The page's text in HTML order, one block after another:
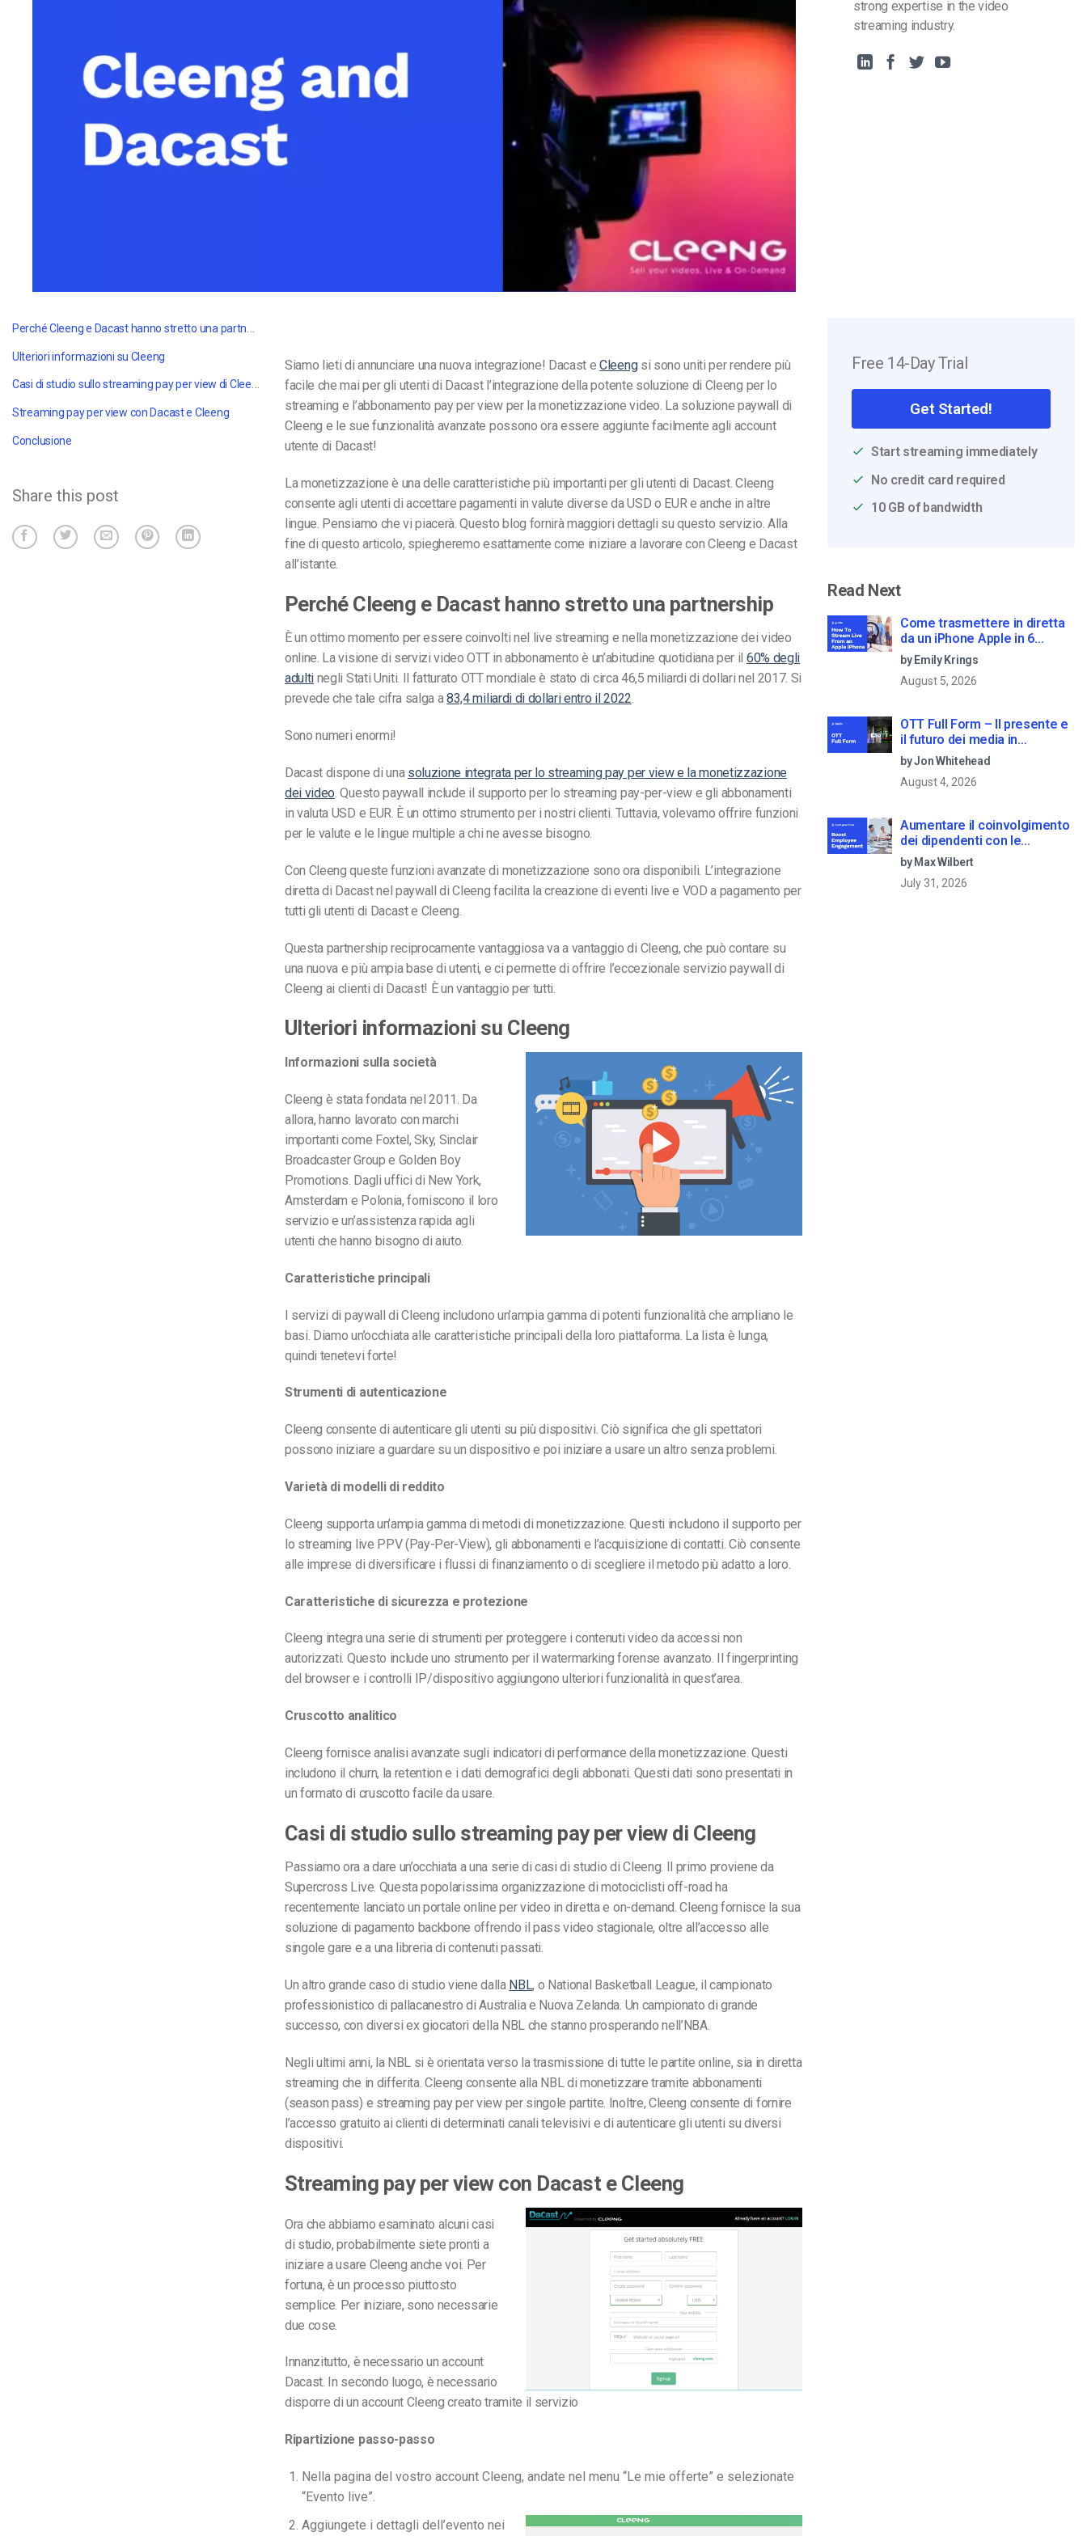
Monetizzazione Video
strong expertise in the video
streaming industry.
Perché Cleeng e Dacast hanno stretto una partnership
Ulteriori informazioni su Cleeng
Casi di studio sullo streaming pay per view di Cleeng
Streaming pay per view con Dacast e Cleeng
Conclusione
Share this post
Siamo lieti di annunciare una nuova integrazione! Dacast eCleengsi sono uniti per rendere più
facile che mai per gli utenti di Dacast l’integrazione della potente soluzione di Cleeng per lo
streaming e l’abbonamento pay per view per la monetizzazione video. La soluzione paywall di
Cleeng e le sue funzionalità avanzate possono ora essere aggiunte facilmente agli account
utente di Dacast!
La monetizzazione è una delle caratteristiche più importanti per gli utenti di Dacast. Cleeng
consente agli utenti di accettare pagamenti in valute diverse da USD o EUR e anche in altre
lingue. Pensiamo che vi piacerà. Questo blog fornirà maggiori dettagli su questo servizio. Alla
fine di questo articolo, spiegheremo esattamente come iniziare a lavorare con Cleeng e Dacast
all’istante.
Perché Cleeng e Dacast hanno stretto una partnership
È un ottimo momento per essere coinvolti nel live streaming e nella monetizzazione dei video
online. La visione di servizi video OTT in abbonamento è un’abitudine quotidiana per il 60% degli
adulti negli Stati Uniti. Il fatturato OTT mondiale è stato di circa 46,5 miliardi di dollari nel 2017. Si
prevede che tale cifra salga a83,4 miliardi di dollari entro il 2022.
Sono numeri enormi!
Dacast dispone di una soluzione integrata per lo streaming pay per view e la monetizzazione
dei video. Questo paywall include il supporto per lo streaming pay-per-view e gli abbonamenti
in valuta USD e EUR. È un ottimo strumento per i nostri clienti. Tuttavia, volevamo offrire funzioni
per le valute e le lingue multiple a chi ne avesse bisogno.
Con Cleeng queste funzioni avanzate di monetizzazione sono ora disponibili. L’integrazione
diretta di Dacast nel paywall di Cleeng facilita la creazione di eventi live e VOD a pagamento per
tutti gli utenti di Dacast e Cleeng.
Questa partnership reciprocamente vantaggiosa va a vantaggio di Cleeng, che può contare su
una nuova e più ampia base di utenti, e ci permette di offrire l’eccezionale servizio paywall di
Cleeng ai clienti di Dacast! È un vantaggio per tutti.
Ulteriori informazioni su Cleeng
Informazioni sulla società
Cleeng è stata fondata nel 2011. Da
allora, hanno lavorato con marchi
importanti come Foxtel, Sky, Sinclair
Broadcaster Group e Golden Boy
Promotions. Dagli uffici di New York,
Amsterdam e Polonia, forniscono il loro
servizio e un’assistenza rapida agli
utenti che hanno bisogno di aiuto.
Caratteristiche principali
I servizi di paywall di Cleeng includono un’ampia gamma di potenti funzionalità che ampliano le
basi. Diamo un’occhiata alle caratteristiche principali della loro piattaforma. La lista è lunga,
quindi tenetevi forte!
Strumenti di autenticazione
Cleeng consente di autenticare gli utenti su più dispositivi. Ciò significa che gli spettatori
possono iniziare a guardare su un dispositivo e poi iniziare a usare un altro senza problemi.
Varietà di modelli di reddito
Cleeng supporta un’ampia gamma di metodi di monetizzazione. Questi includono il supporto per
lo streaming live PPV (Pay-Per-View), gli abbonamenti e l’acquisizione di contatti. Ciò consente
alle imprese di diversificare i flussi di finanziamento o di scegliere il metodo più adatto a loro.
Caratteristiche di sicurezza e protezione
Cleeng integra una serie di strumenti per proteggere i contenuti video da accessi non
autorizzati. Questo include uno strumento per il watermarking forense avanzato. Il fingerprinting
del browser e i controlli IP/dispositivo aggiungono ulteriori funzionalità in quest’area.
Cruscotto analitico
Cleeng fornisce analisi avanzate sugli indicatori di performance della monetizzazione. Questi
includono il churn, la retention e i dati demografici degli abbonati. Questi dati sono presentati in
un formato di cruscotto facile da usare.
Casi di studio sullo streaming pay per view di Cleeng
Passiamo ora a dare un’occhiata a una serie di casi di studio di Cleeng. Il primo proviene da
Supercross Live. Questa popolarissima organizzazione di motociclisti off-road ha
recentemente lanciato un portale online per video in diretta e on-demand. Cleeng fornisce la sua
soluzione di pagamento backbone offrendo il pass video stagionale, oltre all’accesso alle
singole gare e a una libreria di contenuti passati.
Un altro grande caso di studio viene dalla NBL, o National Basketball League, il campionato
professionistico di pallacanestro di Australia e Nuova Zelanda. Un campionato di grande
successo, con diversi ex giocatori della NBL che stanno prosperando nell’NBA.
Negli ultimi anni, la NBL si è orientata verso la trasmissione di tutte le partite online, sia in diretta
streaming che in differita. Cleeng consente alla NBL di monetizzare tramite abbonamenti
(season pass) e streaming pay per view per singole partite. Inoltre, Cleeng consente di fornire
l’accesso gratuito ai clienti di determinati canali televisivi e di autenticare gli utenti su diversi
dispositivi.
Streaming pay per view con Dacast e Cleeng
Ora che abbiamo esaminato alcuni casi
di studio, probabilmente siete pronti a
iniziare a usare Cleeng anche voi. Per
fortuna, è un processo piuttosto
semplice. Per iniziare, sono necessarie
due cose.
Innanzitutto, è necessario un account
Dacast. In secondo luogo, è necessario
disporre di un account Cleeng creato tramite il servizio
Ripartizione passo-passo
Nella pagina del vostro account Cleeng, andate nel menu “Le mie offerte” e selezionate
“Evento live”.
Aggiungete i dettagli dell’evento nei
Free 14-Day Trial
Get Started!
Start streaming immediately
No credit card required
10 GB of bandwidth
Read Next
Come trasmettere in diretta
da un iPhone Apple in 6
semplici passi
by Emily Krings
August 5, 2026
OTT Full Form – Il presente e
il futuro dei media in
streaming
by Jon Whitehead
August 4, 2026
Aumentare il coinvolgimento
dei dipendenti con le
comunicazioni aziendali in
live streaming
by Max Wilbert
July 31, 2026